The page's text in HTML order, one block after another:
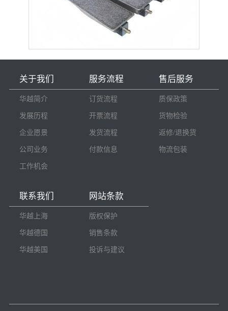
关于我们
华越简介
发展历程
企业愿景
公司业务
工作机会
服务流程
订货流程
开票流程
发货流程
付款信息
售后服务
质保政策
货物检验
返修/退换货
物流包装
联系我们
华越上海
华越德国
华越美国
网站条款
版权保护
销售条款
投诉与建议